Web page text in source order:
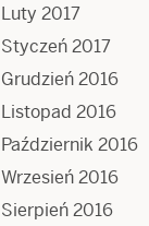
Luty 2017
Styczeń 2017
Grudzień 2016
Listopad 2016
Październik 2016
Wrzesień 2016
Sierpień 2016